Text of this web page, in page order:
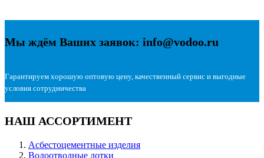
Мы ждём Ваших заявок: info@vodoo.ru
Гарантируем хорошую оптовую цену, качественный сервис и выгодные
условия сотрудничества
НАШ АССОРТИМЕНТ
Асбестоцементные изделия
Водоотводные лотки